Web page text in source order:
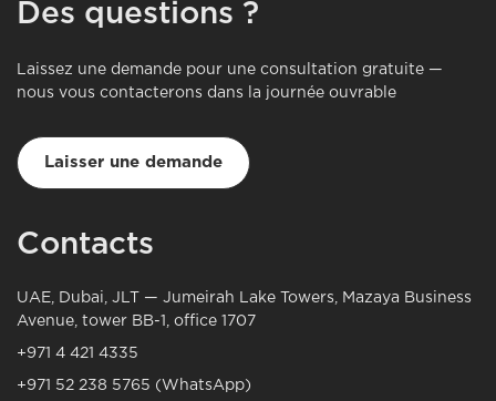
Des questions ?
Laissez une demande pour une consultation gratuite —
nous vous contacterons dans la journée ouvrable
Laisser une demande
Contacts
UAE, Dubai, JLT — Jumeirah Lake Towers, Mazaya Business
Avenue, tower BB-1, office 1707
+971 4 421 4335
+971 52 238 5765 (WhatsApp)